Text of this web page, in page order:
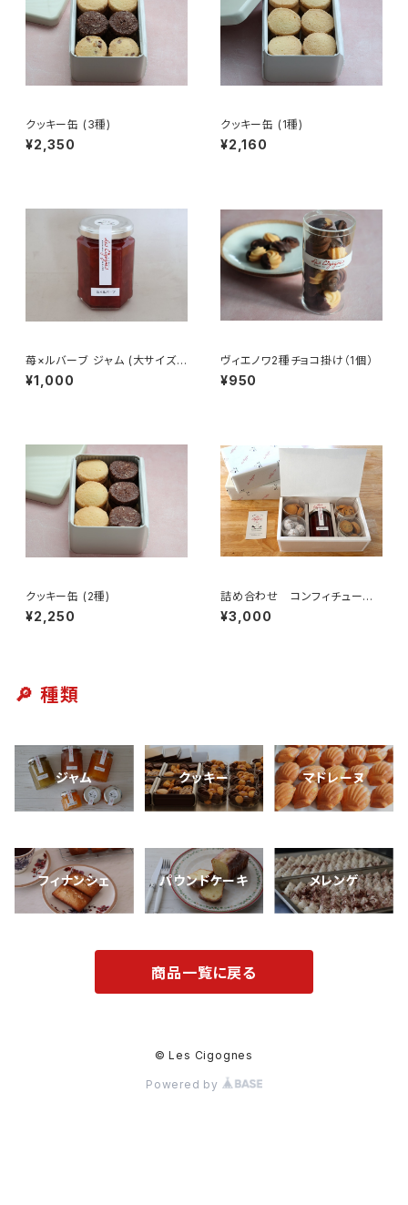
クッキー缶 (3種)
¥2,350
クッキー缶 (1種)
¥2,160
苺×ルバーブ ジャム (大サイズ -
170g)
¥1,000
ヴィエノワ2種チョコ掛け（1個）
¥950
クッキー缶 (2種)
¥2,250
詰め合わせ コンフィチュー
ル ティータイム (M サイズ)
¥3,000
🔎 種類
ジャム クッキー マドレーヌ
フィナンシェ パウンドケーキ メレンゲ
商品一覧に戻る
© Les Cigognes
Powered by